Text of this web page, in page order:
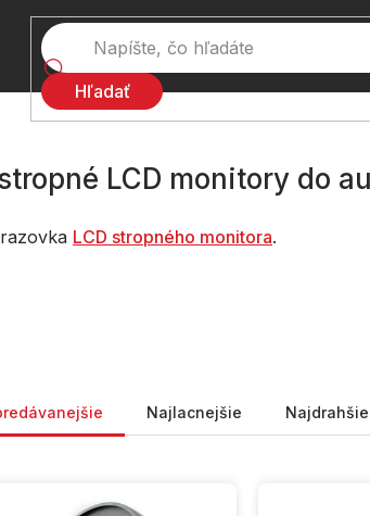
Hľadať
LCD monitory do
LCD stropného monitora.
Najlacnejšie Najdrahšie